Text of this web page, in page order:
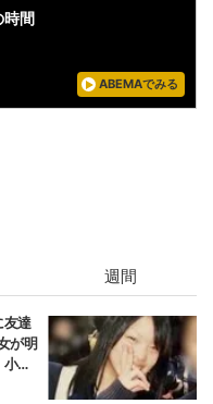
時間
ABEMAでみる
週間
友達
が明
森